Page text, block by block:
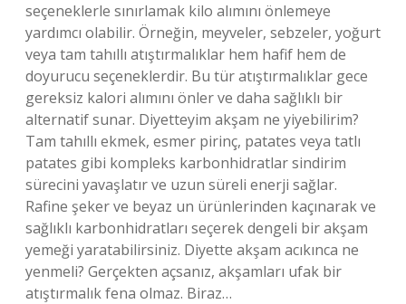
seçeneklerle sınırlamak kilo alımını önlemeye
yardımcı olabilir. Örneğin, meyveler, sebzeler, yoğurt
veya tam tahıllı atıştırmalıklar hem hafif hem de
doyurucu seçeneklerdir. Bu tür atıştırmalıklar gece
gereksiz kalori alımını önler ve daha sağlıklı bir
alternatif sunar. Diyetteyim akşam ne yiyebilirim?
Tam tahıllı ekmek, esmer pirinç, patates veya tatlı
patates gibi kompleks karbonhidratlar sindirim
sürecini yavaşlatır ve uzun süreli enerji sağlar.
Rafine şeker ve beyaz un ürünlerinden kaçınarak ve
sağlıklı karbonhidratları seçerek dengeli bir akşam
yemeği yaratabilirsiniz. Diyette akşam acıkınca ne
yenmeli? Gerçekten açsanız, akşamları ufak bir
atıştırmalık fena olmaz. Biraz…